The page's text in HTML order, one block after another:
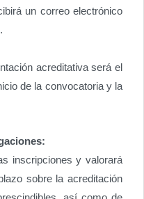
un correo electrónico
acreditativa será el
de la convocatoria y la
inscripciones y valorará
sobre la acreditación